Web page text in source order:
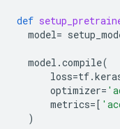
def
model=
model .compile(
loss=tf.
optimizer=
metrics=[
)